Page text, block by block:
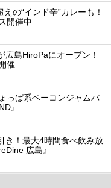
の“インド辛”カレーも！
開催中
島HiroPaにオープン！
催
っぱ系ベーコンジャムバ
』
き！最大4時間食べ飲み放
広島』